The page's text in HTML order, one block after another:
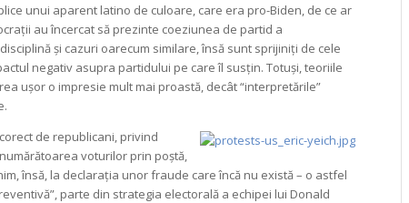
unui aparent latino de culoare, care era pro-Biden, de ce ar
au încercat să prezinte coeziunea de partid a
și cazuri oarecum similare, însă sunt sprijiniți de cele
negativ asupra partidului pe care îl susțin. Totuși, teoriile
ușor o impresie mult mai proastă, decât “interpretările”
de republicani, privind
voturilor prin poștă,
însă, la declarația unor fraude care încă nu există – o astfel
parte din strategia electorală a echipei lui Donald